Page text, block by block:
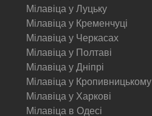
Мілавіца у Луцьку
Мілавіца у Кременчуці
Мілавіца у Черкасах
Мілавіца у Полтаві
Мілавіца у Дніпрі
Мілавіца у Кропивницькому
Мілавіца у Харкові
Мілавіца в Одесі